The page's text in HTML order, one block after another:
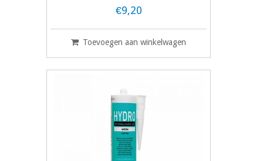
€9,20
Toevoegen aan winkelwagen